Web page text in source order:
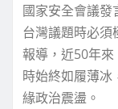
國家安全會議發
台灣議題時必須
報導，近50年
時始終如履薄冰
緣政治震盪。